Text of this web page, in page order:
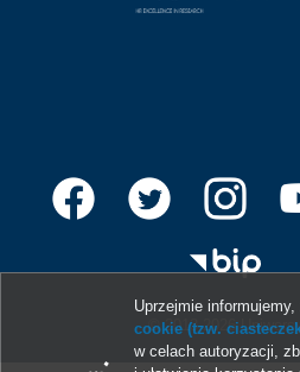
© 2013-2026
Uprzejmie informujemy,
cookie (tzw.
w celach autoryzacji,